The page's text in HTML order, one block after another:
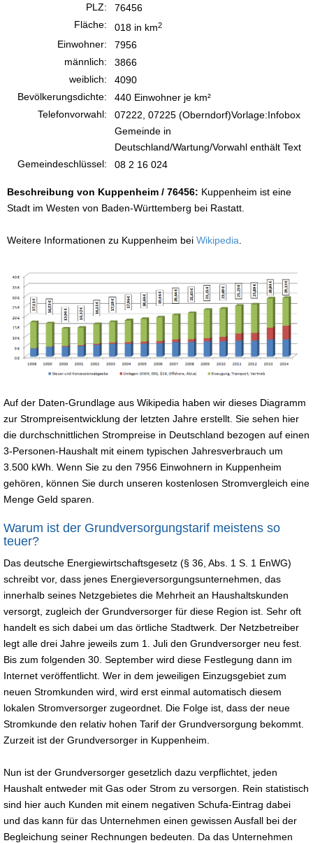
PLZ:
76456
Fläche:
018 in km2
Einwohner:
7956
männlich:
3866
weiblich:
4090
Bevölkerungsdichte:
440 Einwohner je km²
Telefonvorwahl:
07222, 07225 (Oberndorf)Vorlage:Infobox
Gemeinde in
Deutschland/Wartung/Vorwahl enthält Text
Gemeindeschlüssel:
08 2 16 024
Beschreibung von Kuppenheim / 76456: Kuppenheim ist eine
Stadt im Westen von Baden-Württemberg bei Rastatt.
Weitere Informationen zu Kuppenheim bei Wikipedia
Auf der Daten-Grundlage aus Wikipedia haben wir dieses Diagramm
zur Strompreisentwicklung der letzten Jahre erstellt. Sie sehen hier
die durchschnittlichen Strompreise in Deutschland bezogen auf einen
3-Personen-Haushalt mit einem typischen Jahresverbrauch um
3.500 kWh. Wenn Sie zu den 7956 Einwohnern in Kuppenheim
gehören, können Sie durch unseren kostenlosen Stromvergleich eine
Menge Geld sparen.
Warum ist der Grundversorgungstarif meistens so
teuer?
Das deutsche Energiewirtschaftsgesetz (§ 36, Abs. 1 S. 1 EnWG)
schreibt vor, dass jenes Energieversorgungsunternehmen, das
innerhalb seines Netzgebietes die Mehrheit an Haushaltskunden
versorgt, zugleich der Grundversorger für diese Region ist. Sehr oft
handelt es sich dabei um das örtliche Stadtwerk. Der Netzbetreiber
legt alle drei Jahre jeweils zum 1. Juli den Grundversorger neu fest.
Bis zum folgenden 30. September wird diese Festlegung dann im
Internet veröffentlicht. Wer in dem jeweiligen Einzugsgebiet zum
neuen Stromkunden wird, wird erst einmal automatisch diesem
lokalen Stromversorger zugeordnet. Die Folge ist, dass der neue
Stromkunde den relativ hohen Tarif der Grundversorgung bekommt.
Zurzeit ist der Grundversorger in Kuppenheim.
Nun ist der Grundversorger gesetzlich dazu verpflichtet, jeden
Haushalt entweder mit Gas oder Strom zu versorgen. Rein statistisch
sind hier auch Kunden mit einem negativen Schufa-Eintrag dabei
und das kann für das Unternehmen einen gewissen Ausfall bei der
Begleichung seiner Rechnungen bedeuten. Da das Unternehmen